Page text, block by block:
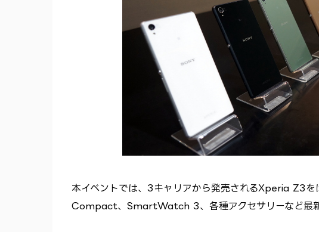
本イベントでは、3キャリアから発売されるXperia
Compact、SmartWatch 3、各種アクセサリーなど最新